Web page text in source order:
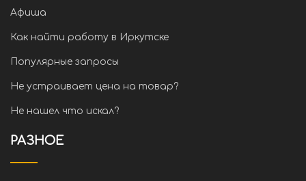
Афиша
Как найти работу в Иркутске
Популярные запросы
Не устраивает цена на товар?
Не нашел что искал?
РАЗНОЕ